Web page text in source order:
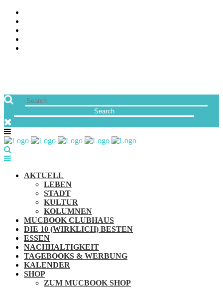
AKTUELL
LEBEN
STADT
KULTUR
KOLUMNEN
MUCBOOK CLUBHAUS
DIE 10 (WIRKLICH) BESTEN
ESSEN
NACHHALTIGKEIT
TAGEBOOKS & WERBUNG
KALENDER
SHOP
ZUM MUCBOOK SHOP